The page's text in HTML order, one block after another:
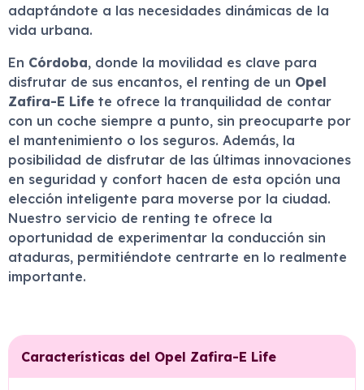
adaptándote a las necesidades dinámicas de la
vida urbana.
En Córdoba, donde la movilidad es clave para
disfrutar de sus encantos, el renting de un Opel
Zafira-E Life te ofrece la tranquilidad de contar
con un coche siempre a punto, sin preocuparte por
el mantenimiento o los seguros. Además, la
posibilidad de disfrutar de las últimas innovaciones
en seguridad y confort hacen de esta opción una
elección inteligente para moverse por la ciudad.
Nuestro servicio de renting te ofrece la
oportunidad de experimentar la conducción sin
ataduras, permitiéndote centrarte en lo realmente
importante.
Características del Opel Zafira-E Life